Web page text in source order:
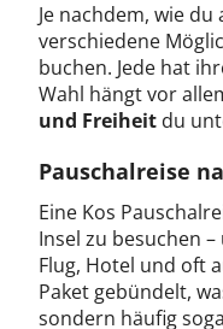
Je nachdem, wie
verschiedene
buchen. Jede hat
Wahl hängt vor
und Freiheit du
Pauschalreise
Eine Kos
Insel zu besuchen
Flug, Hotel und oft
Paket gebündelt,
sondern häufig